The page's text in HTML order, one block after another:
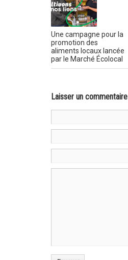
Une campagne pour la
promotion des
aliments locaux lancée
par le Marché Écolocal
Laisser un commentaire